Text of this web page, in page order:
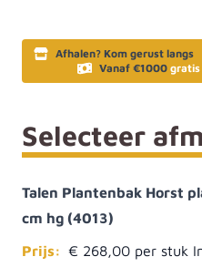
Afhalen? Kom gerust langs
Vanaf €1000 gratis
Selecteer
Talen Plantenbak Horst
cm hg (4013)
Prijs: € 268,00